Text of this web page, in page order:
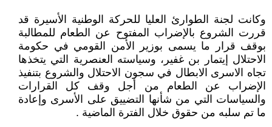
وكانت لجنة الطوارئ العليا للحركة الوطنية الأسيرة قد
قررت الشروع بالإضراب المفتوح عن الطعام للمطالبة
بوقف قرار ما يسمى بوزير الأمن القومي في حكومة
الاحتلال إيتمار بن غفير، وسياسته العنصرية التي يتخذها
تجاه الاسرى الابطال في سجون الاحتلال والشروع بتنفيذ
الإضراب عن الطعام من أجل وقف كل القرارات
والسياسات التي من شأنها التضييق على الأسرى وإعادة
ما تم سلبه من حقوق خلال الفترة الماضية .